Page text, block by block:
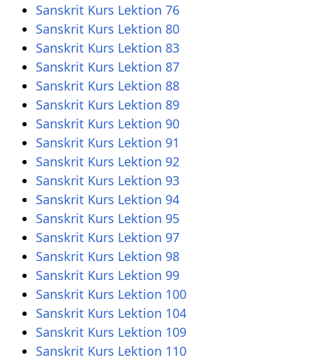
Sanskrit Kurs Lektion 76
Sanskrit Kurs Lektion 80
Sanskrit Kurs Lektion 83
Sanskrit Kurs Lektion 87
Sanskrit Kurs Lektion 88
Sanskrit Kurs Lektion 89
Sanskrit Kurs Lektion 90
Sanskrit Kurs Lektion 91
Sanskrit Kurs Lektion 92
Sanskrit Kurs Lektion 93
Sanskrit Kurs Lektion 94
Sanskrit Kurs Lektion 95
Sanskrit Kurs Lektion 97
Sanskrit Kurs Lektion 98
Sanskrit Kurs Lektion 99
Sanskrit Kurs Lektion 100
Sanskrit Kurs Lektion 104
Sanskrit Kurs Lektion 109
Sanskrit Kurs Lektion 110